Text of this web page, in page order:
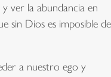
y ver la abundancia en
sin Dios es imposible de
a nuestro ego y